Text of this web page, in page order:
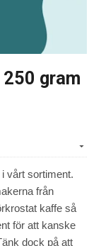
gram
vårt sortiment.
från
kaffe så
för att kanske
dock på att